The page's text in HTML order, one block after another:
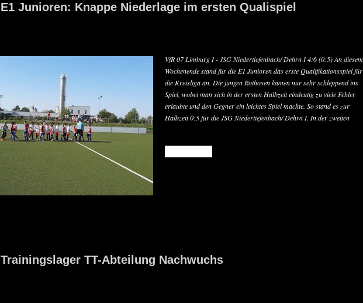
E1 Junioren: Knappe Niederlage im ersten Qualispiel
VfR 07 Limburg I - JSG Niedertiefenbach/ Dehrn I 4:6 (0:5) An diesem
Wochenende stand für die E1 Junioren das erste Qualifikationsspiel für
die Kreisliga an. Die jungen Rothosen kamen nur sehr schleppend ins
Spiel, wobei man sich in der ersten Halbzeit eindeutig zu viele Fehler
erlaubte und den Gegner ein leichtes Spiel machte. So stand es zur
Halbzeit 0:5 für die JSG Niedertiefenbach/ Dehrn I. In der zweiten
Trainingslager TT-Abteilung Nachwuchs